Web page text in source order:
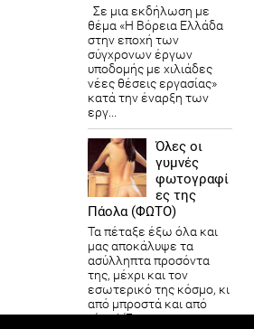
«Λάθος η επιλογή του
για το Μουντιάλ»
2022-11-08
Σε μια εκδήλωση με
θέμα «Η Βόρεια Ελλάδα
στην εποχή των
σύγχρονων έργων
υποδομής με χιλιάδες
νέες θέσεις εργασίας»
κατά την έναρξη των
εργ...
Όλες οι
γυμνές
φωτογραφί
ες της
Πάολα (ΦΩΤΟ)
Τα πέταξε έξω όλα και
μας αποκάλυψε τα
ασύλληπτα προσόντα
της, μέχρι και τον
εσωτερικό της κόσμο, κι
από μπροστά και από
πίσω! Ένα απ...